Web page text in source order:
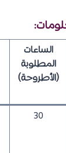
الساعات
المطلوبة
(الأطروحة)
30